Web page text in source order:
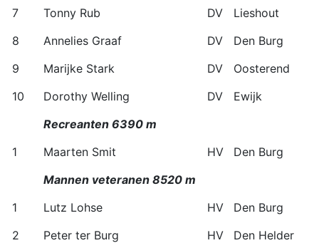
7
Tonny Rub DV
Lieshout
8
Annelies Graaf DV
Den Burg
9
Marijke Stark DV
Oosterend
10
Dorothy Welling DV
Ewijk
Recreanten 6390 m
1
Maarten Smit HV
Den Burg
Mannen veteranen 8520 m
1
Lutz Lohse HV
Den Burg
2
Peter ter Burg HV
Den Helder